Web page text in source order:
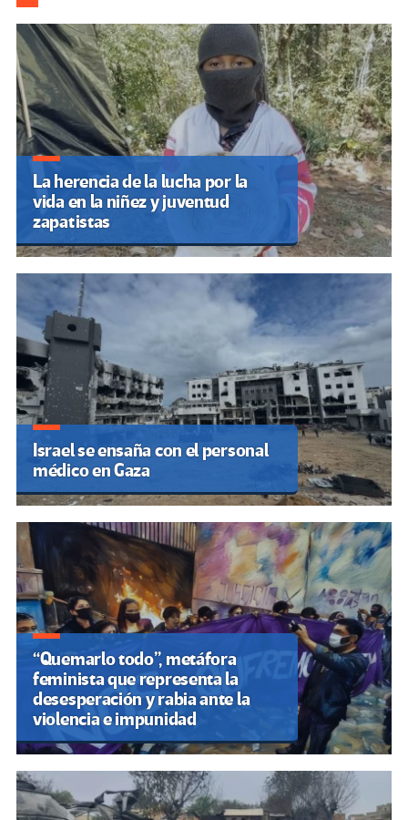
k
tir
La herencia de la lucha por la
vida en la niñez y juventud
zapatistas
Israel se ensaña con el personal
médico en Gaza
“Quemarlo todo”, metáfora
feminista que representa la
desesperación y rabia ante la
violencia e impunidad